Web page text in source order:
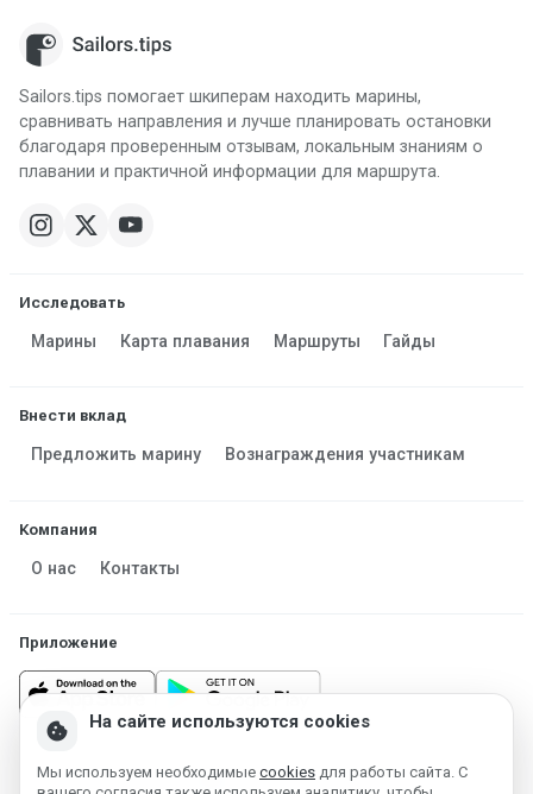
Sailors.tips помогает шкиперам находить марины,
сравнивать направления и лучше планировать остановки
благодаря проверенным отзывам, локальным знаниям о
плавании и практичной информации для маршрута.
Исследовать
Марины Карта плавания Маршруты Гайды
Внести вклад
Предложить марину Вознаграждения участникам
Компания
О нас Контакты
Приложение
Made in Estonia
cookie На сайте используются cookies
Мы используем необходимые cookies для работы сайта. С